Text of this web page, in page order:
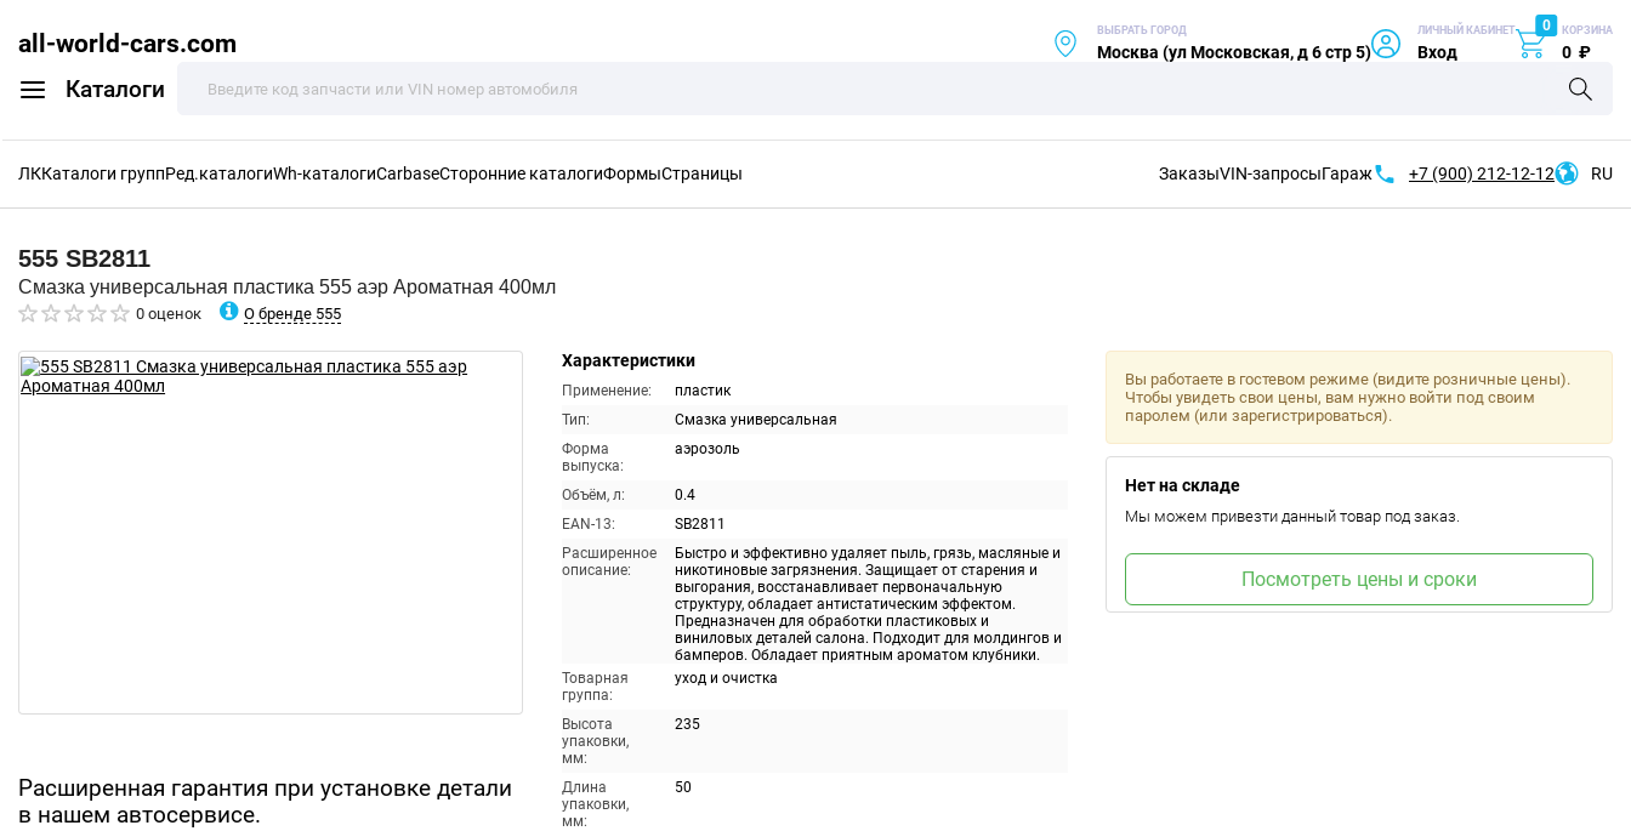
all-world-cars.com
Каталоги
ВЫБРАТЬ ГОРОД
Москва (ул Московская, д 6 стр 5)
ЛИЧНЫЙ КАБИНЕТ
Вход
0 КОРЗИНА
0 ₽
ЛККаталоги группРед.каталогиWh-каталогиCarbaseСторонние каталогиФормыСтраницы ЗаказыVIN-запросыГараж +7 (900) 212-12-12 RU
555 SB2811
Смазка универсальная пластика 555 аэр Ароматная 400мл
0 оценок О бренде 555
Расширенная гарантия при установке детали
в нашем автосервисе.
Характеристики
Применение:
пластик
Тип:
Смазка универсальная
Форма
выпуска:
аэрозоль
Объём, л:
0.4
EAN-13:
SB2811
Расширенное
описание:
Быстро и эффективно удаляет пыль, грязь, масляные и
никотиновые загрязнения. Защищает от старения и
выгорания, восстанавливает первоначальную
структуру, обладает антистатическим эффектом.
Предназначен для обработки пластиковых и
виниловых деталей салона. Подходит для молдингов и
бамперов. Обладает приятным ароматом клубники.
Товарная
группа:
уход и очистка
Высота
упаковки,
мм:
235
Длина
упаковки,
мм:
50
Вы работаете в гостевом режиме (видите розничные цены).
Чтобы увидеть свои цены, вам нужно войти под своим
паролем (или зарегистрироваться).
Нет на складе
Мы можем привезти данный товар под заказ.
Посмотреть цены и сроки